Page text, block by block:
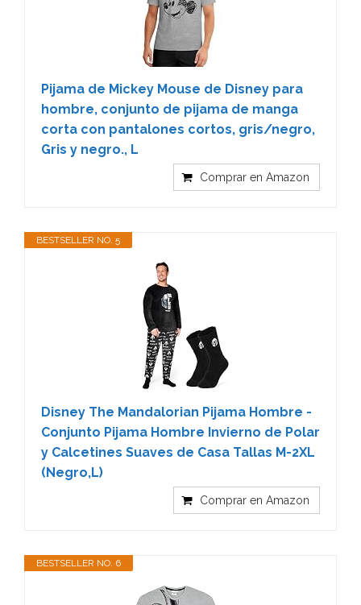
Pijama de Mickey Mouse de Disney para
hombre, conjunto de pijama de manga
corta con pantalones cortos, gris/negro,
Gris y negro., L
Comprar en Amazon
BESTSELLER NO. 5
Disney The Mandalorian Pijama Hombre -
Conjunto Pijama Hombre Invierno de Polar
y Calcetines Suaves de Casa Tallas M-2XL
(Negro,L)
Comprar en Amazon
BESTSELLER NO. 6